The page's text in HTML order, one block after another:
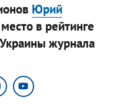
Юрий
в рейтинге
журнала